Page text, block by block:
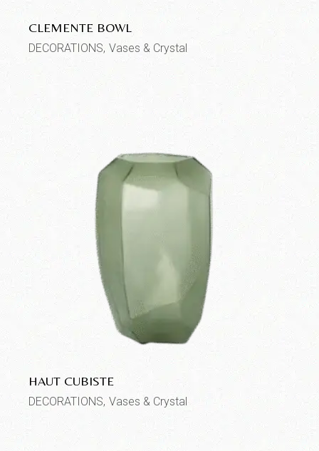
CLEMENTE BOWL
DECORATIONS Vases & Crystal
HAUT CUBISTE
DECORATIONS Vases & Crystal